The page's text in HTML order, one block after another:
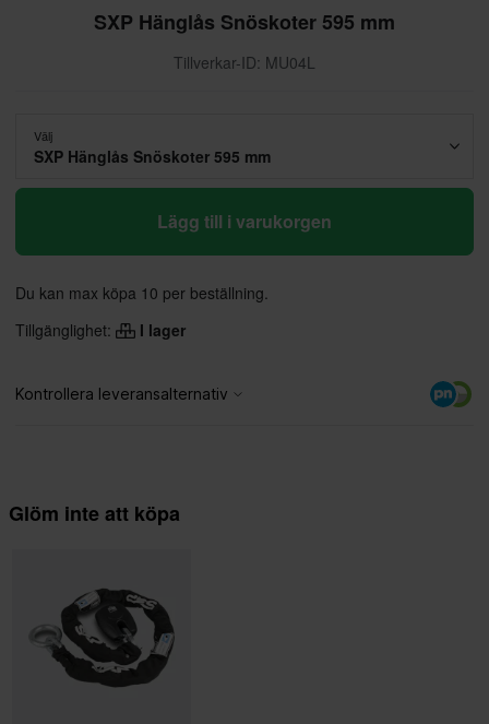
SXP Hänglås Snöskoter 595 mm
Tillverkar-ID: MU04L
Välj
SXP Hänglås Snöskoter 595 mm
Lägg till i varukorgen
Du kan max köpa 10 per beställning.
Tillgänglighet:
I lager
Glöm inte att köpa